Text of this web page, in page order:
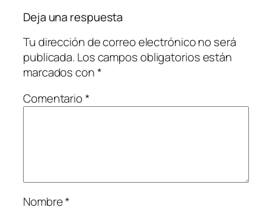
Deja una respuesta
Tu dirección de correo electrónico no será
publicada. Los campos obligatorios están
marcados con*
Comentario*
Nombre*